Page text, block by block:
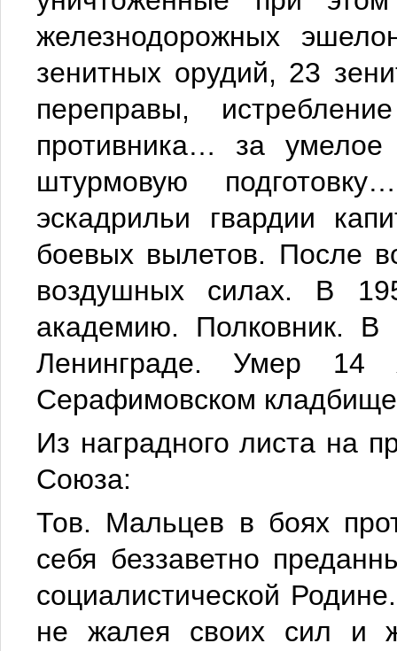
железнодорожных
зенитных орудий, 23
переправы,
противника… за
штурмовую
эскадрильи гвардии
боевых вылетов. После
воздушных силах. В
академию. Полковник.
Ленинграде. Умер 14
Серафимовском кладбище
Из наградного листа на
Союза:
Тов. Мальцев в боях
себя беззаветно
социалистической
не жалея своих сил и